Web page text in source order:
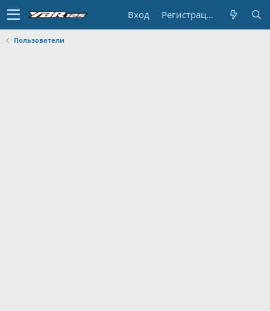
Вход Регистрация
Пользователи